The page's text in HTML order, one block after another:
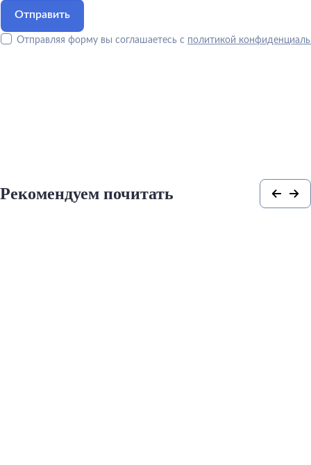
Отправляя форму вы соглашаетесь с политикой
Рекомендуем почитать